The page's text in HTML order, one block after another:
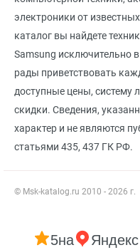
электроники от
каталог вы найдете
Samsung исключительно
рады приветствовать
доступные цены, систему
скидки. Сведения,
характер и не являются
статьями 435, 437 ГК РФ.
© Msk-katalog.ru 2010 - 2026 г.
5на